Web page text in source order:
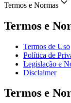
Termos e Normas
Termos e
Termos de Uso
Política de
Legislação e
Disclaimer
Termos e